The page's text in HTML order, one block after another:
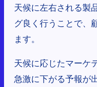
天候に左右される製
グ良く行うことで、
ます。
天候に応じたマーケ
急激に下がる予報が